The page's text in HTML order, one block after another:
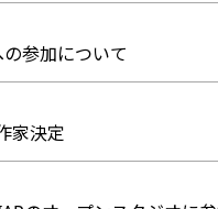
参加について
家決定